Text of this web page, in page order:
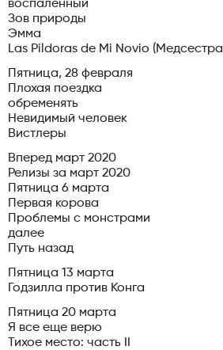
воспаленный
Зов природы
Эмма
Las Pildoras de Mi Novio
Пятница, 28 февраля
Плохая поездка
обременять
Невидимый человек
Вистлеры
Вперед март 2020
Релизы за март 2020
Пятница 6 марта
Первая корова
Проблемы с монстрами
далее
Путь назад
Пятница 13 марта
Годзилла против Конга
Пятница 20 марта
Я все еще верю
Тихое место: часть II